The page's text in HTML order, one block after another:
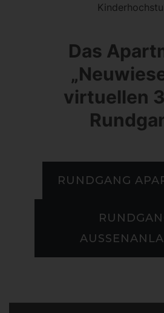
Das
virtuellen
RUNDGANG